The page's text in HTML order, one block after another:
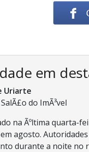
em
Uriarte
do ImÃ³vel
na Ãºltima quarta-
agosto.
durante a noite no